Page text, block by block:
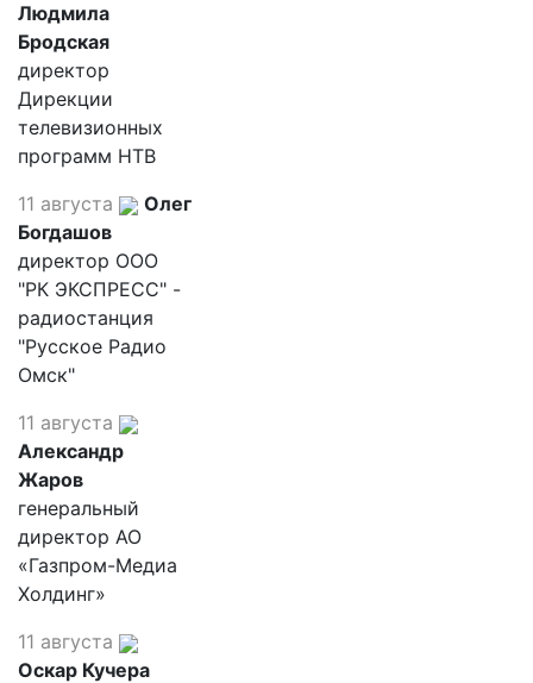
Людмила
Бродская
директор
Дирекции
телевизионных
программ НТВ
11 августа
Олег
Богдашов
директор ООО
"РК ЭКСПРЕСС" -
радиостанция
"Русское Радио
Омск"
11 августа
Александр
Жаров
генеральный
директор АО
«Газпром-Медиа
Холдинг»
11 августа
Оскар Кучера